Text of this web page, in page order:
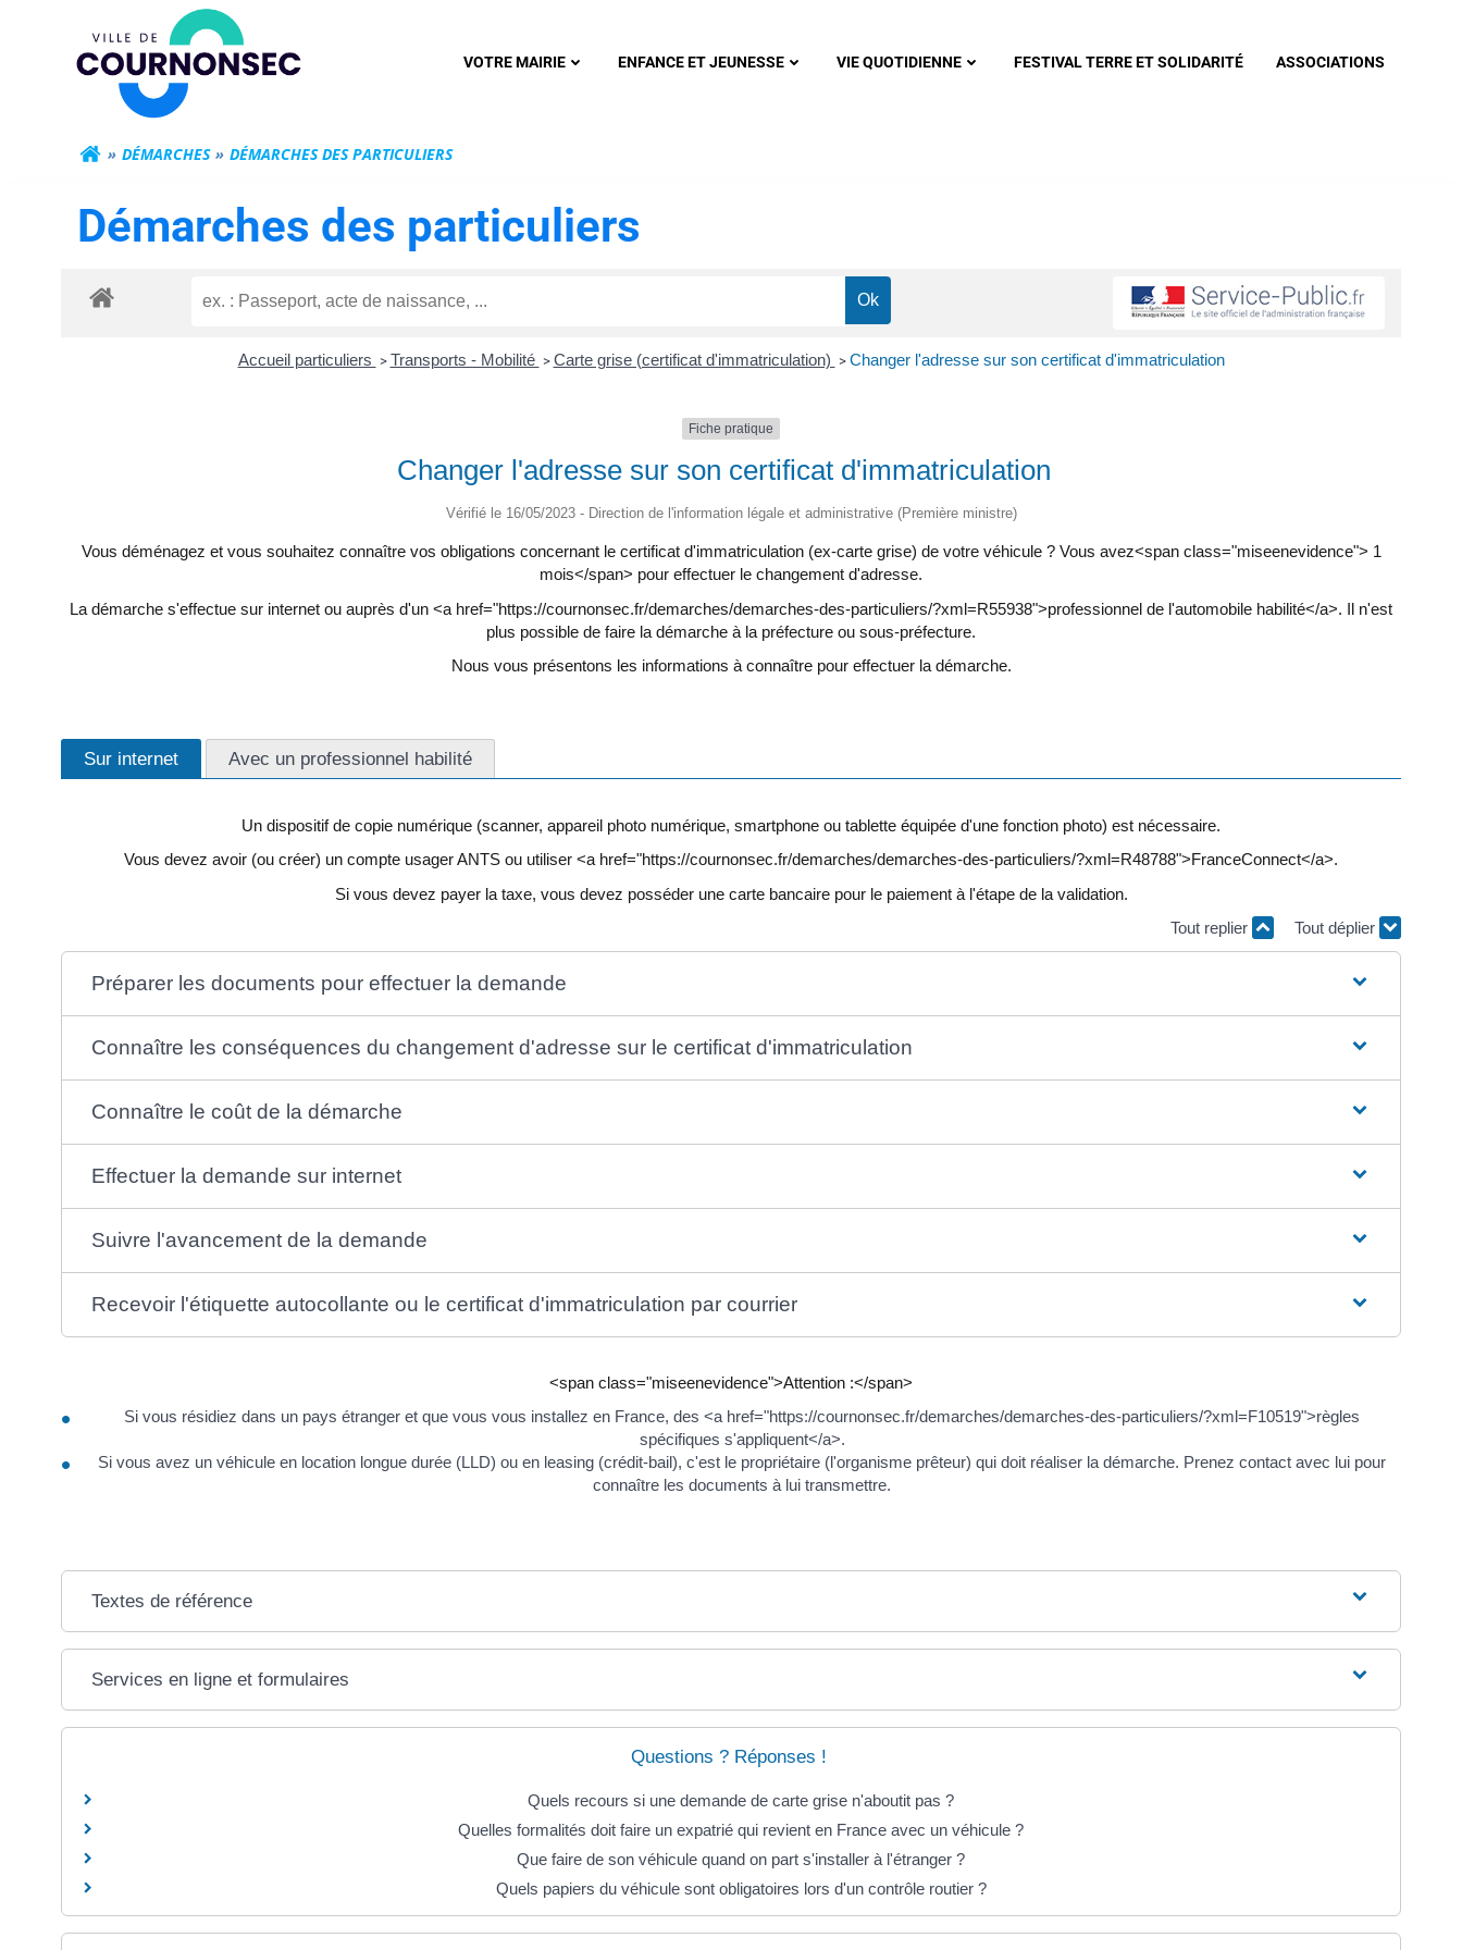
Mairie de Cournonsec
VOTRE MAIRIE ENFANCE ET JEUNESSE VIE QUOTIDIENNE FESTIVAL TERRE ET SOLIDARITÉ ASSOCIATIONS
DÉMARCHES DÉMARCHES DES PARTICULIERS
Démarches des particuliers
Accueil particuliers > Transports - Mobilité > Carte grise (certificat d'immatriculation) > Changer l'adresse sur son certificat d'immatriculation
Fiche pratique
Changer l'adresse sur son certificat d'immatriculation
Vérifié le 16/05/2023 - Direction de l'information légale et administrative (Première ministre)
Vous déménagez et vous souhaitez connaître vos obligations concernant le certificat d'immatriculation (ex-carte grise) de votre véhicule ? Vous avez<span class="miseenevidence"> 1
mois</span> pour effectuer le changement d'adresse.
La démarche s'effectue sur internet ou auprès d'un <a href="https://cournonsec.fr/demarches/demarches-des-particuliers/?xml=R55938">professionnel de l'automobile habilité</a>. Il n'est
plus possible de faire la démarche à la préfecture ou sous-préfecture.
Nous vous présentons les informations à connaître pour effectuer la démarche.
Sur internet Avec un professionnel habilité
Un dispositif de copie numérique (scanner, appareil photo numérique, smartphone ou tablette équipée d'une fonction photo) est nécessaire.
Vous devez avoir (ou créer) un compte usager ANTS ou utiliser <a href="https://cournonsec.fr/demarches/demarches-des-particuliers/?xml=R48788">FranceConnect</a>.
Si vous devez payer la taxe, vous devez posséder une carte bancaire pour le paiement à l'étape de la validation.
Tout replier
Tout déplier
Préparer les documents pour effectuer la demande
Connaître les conséquences du changement d'adresse sur le certificat d'immatriculation
Connaître le coût de la démarche
Effectuer la demande sur internet
Suivre l'avancement de la demande
Recevoir l'étiquette autocollante ou le certificat d'immatriculation par courrier
<span class="miseenevidence">Attention :</span>
Si vous résidiez dans un pays étranger et que vous vous installez en France, des <a href="https://cournonsec.fr/demarches/demarches-des-particuliers/?xml=F10519">règles
spécifiques s'appliquent</a>.
Si vous avez un véhicule en location longue durée (LLD) ou en leasing (crédit-bail), c'est le propriétaire (l'organisme prêteur) qui doit réaliser la démarche. Prenez contact avec lui pour
connaître les documents à lui transmettre.
Textes de référence
Services en ligne et formulaires
Questions ? Réponses !
Quels recours si une demande de carte grise n'aboutit pas ?
Quelles formalités doit faire un expatrié qui revient en France avec un véhicule ?
Que faire de son véhicule quand on part s'installer à l'étranger ?
Quels papiers du véhicule sont obligatoires lors d'un contrôle routier ?